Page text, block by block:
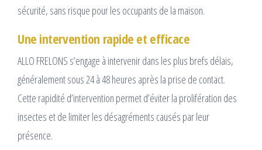
sécurité, sans risque pour les occupants de la maison.
Une intervention rapide et efficace
ALLO FRELONS s’engage à intervenir dans les plus brefs délais,
généralement sous 24 à 48 heures après la prise de contact.
Cette rapidité d’intervention permet d’éviter la prolifération des
insectes et de limiter les désagréments causés par leur
présence.